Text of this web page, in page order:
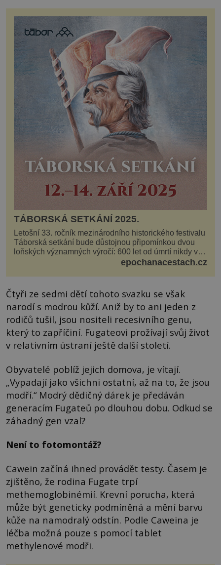
TÁBORSKÁ SETKÁNÍ 2025.
Letošní 33. ročník mezinárodního historického festivalu
Táborská setkání bude důstojnou připomínkou dvou
loňských významných výročí: 600 let od úmrtí nikdy v
poli neporaženého hejtmana Jana Žižky z Tr...
epochanacestach.cz
Čtyři ze sedmi dětí tohoto svazku se však
narodí s modrou kůží. Aniž by to ani jeden z
rodičů tušil, jsou nositeli recesivního genu,
který to zapříčiní. Fugateovi prožívají svůj život
v relativním ústraní ještě další století.
Obyvatelé poblíž jejich domova, je vítají.
„Vypadají jako všichni ostatní, až na to, že jsou
modří.“ Modrý dědičný dárek je předáván
generacím Fugateů po dlouhou dobu. Odkud se
záhadný gen vzal?
Není to fotomontáž?
Cawein začíná ihned provádět testy. Časem je
zjištěno, že rodina Fugate trpí
methemoglobinémií. Krevní porucha, která
může být geneticky podmíněná a mění barvu
kůže na namodralý odstín. Podle Caweina je
léčba možná pouze s pomocí tablet
methylenové modři.